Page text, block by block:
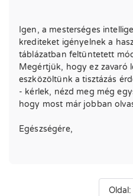
Igen, a mesterséges
krediteket igényelnek a
táblázatban feltüntetett
Megértjük, hogy ez zavaró
eszközöltünk a tisztázás
- kérlek, nézd meg még
hogy most már jobban
Egészségére,
Oldal: